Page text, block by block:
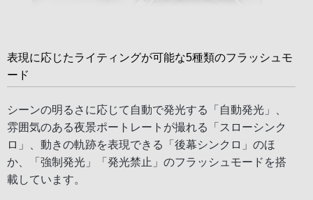
表現に応じたライティングが可能な5種類のフラッシュモ
ード
シーンの明るさに応じて自動で発光する「自動発光」、
雰囲気のある夜景ポートレートが撮れる「スローシンク
ロ」、動きの軌跡を表現できる「後幕シンクロ」のほ
か、「強制発光」「発光禁止」のフラッシュモードを搭
載しています。